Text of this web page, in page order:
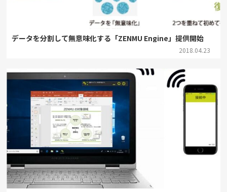
データを分割して無意味化する「ZENMU Engine」提供開始
2018.04.23